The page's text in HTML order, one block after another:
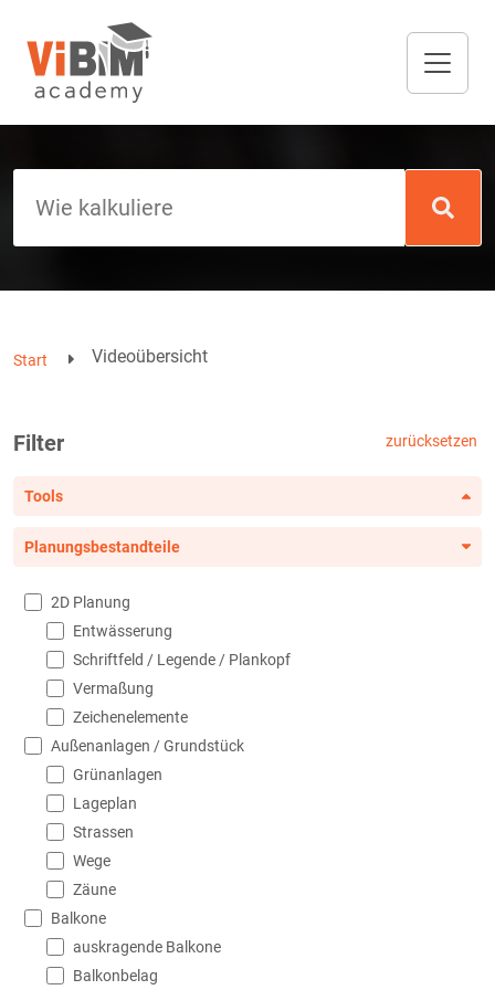
Start Videoübersicht
Filter zurücksetzen
Tools
Planungsbestandteile
2D Planung
Entwässerung
Schriftfeld / Legende / Plankopf
Vermaßung
Zeichenelemente
Außenanlagen / Grundstück
Grünanlagen
Lageplan
Strassen
Wege
Zäune
Balkone
auskragende Balkone
Balkonbelag